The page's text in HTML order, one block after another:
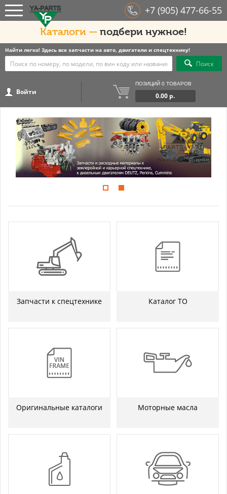
+7 (905) 477-66-55
Каталоги — подбери нужное!
Найти легко! Здесь все запчасти на авто, двигатели и спецтехнику!
Поиск
Войти
ПОЗИЦИЙ 0 ТОВАРОВ
0.00 р.
Запчасти к спецтехнике Каталог ТО
Оригинальные каталоги Моторные масла